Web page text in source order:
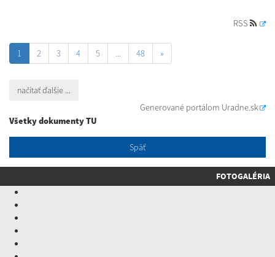
RSS
1 2 3 4 5 ... 48 »
načítať ďalšie ...
Generované portálom Uradne.sk
Všetky dokumenty TU
Späť
FOTOGALÉRIA